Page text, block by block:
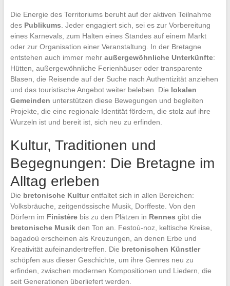
Die Energie des Territoriums beruht auf der aktiven Teilnahme
des Publikums . Jeder engagiert sich, sei es zur Vorbereitung
eines Karnevals, zum Halten eines Standes auf einem Markt
oder zur Organisation einer Veranstaltung. In der Bretagne
entstehen auch immer mehr außergewöhnliche Unterkünfte:
Hütten, außergewöhnliche Ferienhäuser oder transparente
Blasen, die Reisende auf der Suche nach Authentizität anziehen
und das touristische Angebot weiter beleben. Die lokalen
Gemeinden unterstützen diese Bewegungen und begleiten
Projekte, die eine regionale Identität fördern, die stolz auf ihre
Wurzeln ist und bereit ist, sich neu zu erfinden.
Kultur, Traditionen und
Begegnungen: Die Bretagne im
Alltag erleben
Die bretonische Kulturentfaltet sich in allen Bereichen:
Volksbräuche, zeitgenössische Musik, Dorffeste. Von den
Dörfern im Finistèrebis zu den Plätzen in Rennes gibt die
bretonische Musikden Ton an. Festoù-noz, keltische Kreise,
bagadoù erscheinen als Kreuzungen, an denen Erbe und
Kreativität aufeinandertreffen. Die bretonischen Künstler
schöpfen aus dieser Geschichte, um ihre Genres neu zu
erfinden, zwischen modernen Kompositionen und Liedern, die
seit Generationen überliefert werden.